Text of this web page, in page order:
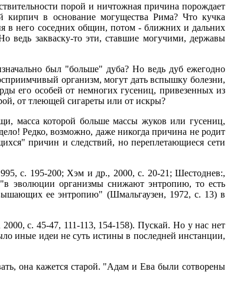
порой и ничтожная причина порождает
в основание могущества Рима? Что кучка
в него соседних общин, потом - ближних и дальних
ведь закваску-то эти, ставшие могучими, державы
был "больше" дуба? Но ведь дуб ежегодно
организм, могут дать вспышку болезни,
его особей от немногих гусениц, привезенных из
от тлеющей сигареты или от искры?
масса которой больше массы жуков или гусениц,
Редко, возможно, даже никогда причина не родит
причин и следствий, но переплетающиеся сети
с. 195-200; Хэм и др., 2000, с. 20-21; Шестоднев:,
эволюции организмы снижают энтропию, то есть
ее энтропию" (Шмальгаузен, 1972, с. 13) в
с. 45-47, 111-113, 154-158). Пускай. Но у нас нет
иные идеи не суть истины в последней инстанции,
она кажется старой. "Адам и Ева были сотворены